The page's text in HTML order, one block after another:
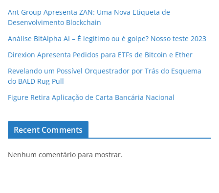
Ant Group Apresenta ZAN: Uma Nova Etiqueta de
Desenvolvimento Blockchain
Análise BitAlpha AI – É legítimo ou é golpe? Nosso teste 2023
Direxion Apresenta Pedidos para ETFs de Bitcoin e Ether
Revelando um Possível Orquestrador por Trás do Esquema
do BALD Rug Pull
Figure Retira Aplicação de Carta Bancária Nacional
Recent Comments
Nenhum comentário para mostrar.